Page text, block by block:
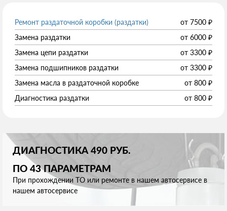
Ремонт раздаточной коробки (раздатки) от 7500 ₽
Замена раздатки
от 6000 ₽
Замена цепи раздатки
от 3300 ₽
Замена подшипников раздатки
от 3300 ₽
Замена масла в раздаточной коробке
от 800 ₽
Диагностика раздатки
от 800 ₽
ДИАГНОСТИКА 490 РУБ.
ПО 43 ПАРАМЕТРАМ
При прохождении ТО или ремонте в нашем автосервисе в
нашем автосервисе